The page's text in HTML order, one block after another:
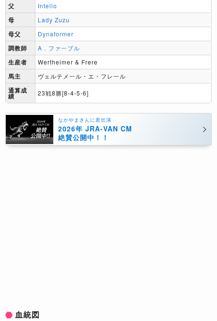
父 Intello
母 Lady Zuzu
母父 Dynaformer
調教師 A．ファーブル
生産者 Wertheimer & Frere
馬主 ヴェルテメール・エ・フレール
通算成
績 23戦8勝[8-4-5-6]
なかやまきんに君出演
2026年 JRA-VAN CM
絶賛公開中！！
血統図